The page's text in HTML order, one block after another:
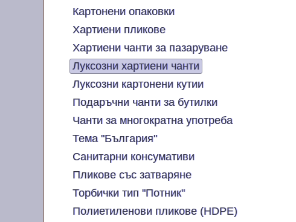
Картонени опаковки
Хартиени пликове
Хартиени чанти за пазаруване
Луксозни хартиени чанти
Луксозни картонени кутии
Подаръчни чанти за бутилки
Чанти за многократна употреба
Тема "България"
Санитарни консумативи
Пликове със затваряне
Торбички тип "Потник"
Полиетиленови пликове (HDPE)